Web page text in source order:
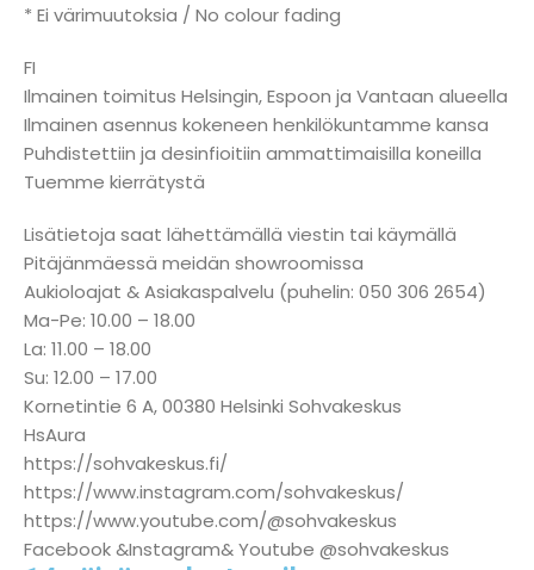
* Ei värimuutoksia / No colour fading
FI
Ilmainen toimitus Helsingin, Espoon ja Vantaan alueella
Ilmainen asennus kokeneen henkilökuntamme kansa
Puhdistettiin ja desinfioitiin ammattimaisilla koneilla
Tuemme kierrätystä
Lisätietoja saat lähettämällä viestin tai käymällä
Pitäjänmäessä meidän showroomissa
Aukioloajat & Asiakaspalvelu (puhelin: 050 306 2654)
Ma-Pe: 10.00 – 18.00
La: 11.00 – 18.00
Su: 12.00 – 17.00
Kornetintie 6 A, 00380 Helsinki Sohvakeskus
HsAura
https://sohvakeskus.fi/
https://www.instagram.com/sohvakeskus/
https://www.youtube.com/@sohvakeskus
Facebook &Instagram& Youtube @sohvakeskus